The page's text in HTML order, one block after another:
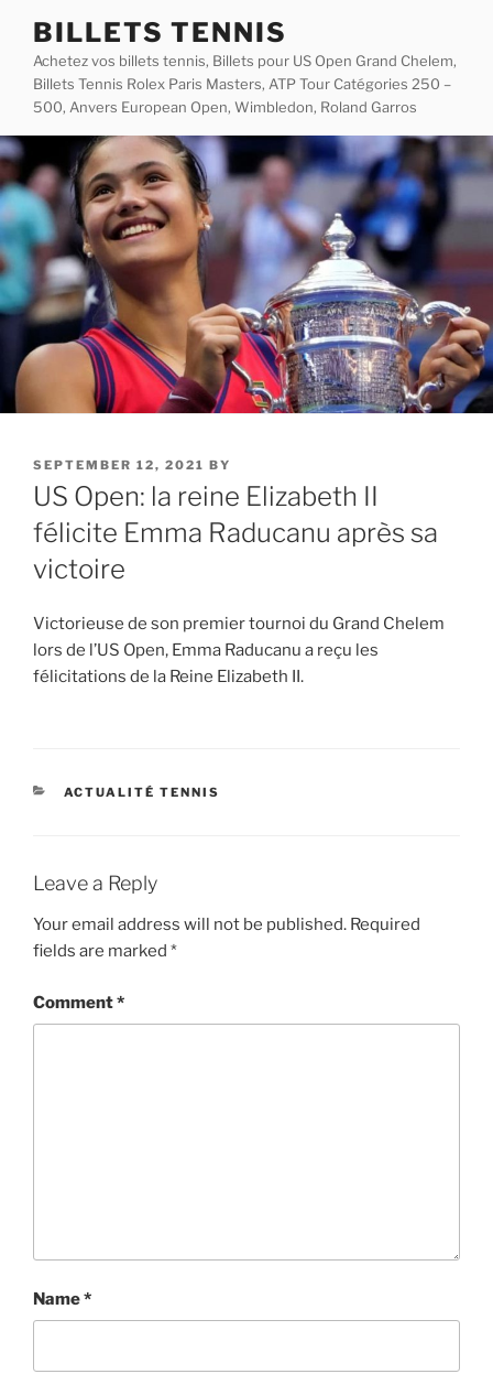
content
BILLETS TENNIS
Achetez vos billets tennis, Billets pour US Open Grand Chelem,
Billets Tennis Rolex Paris Masters, ATP Tour Catégories 250 –
500, Anvers European Open, Wimbledon, Roland Garros
POSTED
ON
SEPTEMBER 12, 2021 BY
US Open: la reine Elizabeth II
félicite Emma Raducanu après sa
victoire
Victorieuse de son premier tournoi du Grand Chelem
lors de l’US Open, Emma Raducanu a reçu les
félicitations de la Reine Elizabeth II.
CATEGORIES
ACTUALITÉ TENNIS
Leave a Reply
Your email address will not be published. Required
fields are marked *
Comment*
Name*